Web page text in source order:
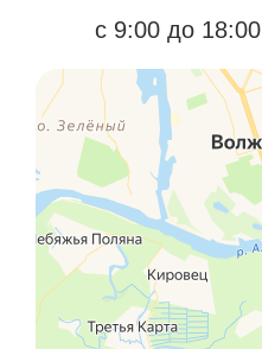
с 9:00 до 18:00